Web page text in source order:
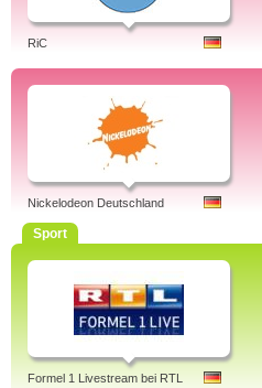
RiC
Nickelodeon Deutschland
Sport
Formel 1 Livestream bei RTL